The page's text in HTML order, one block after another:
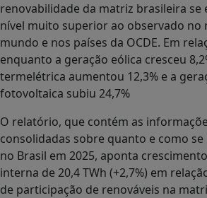
renovabilidade da matriz brasileira se
nível muito superior ao observado no
mundo e nos países da OCDE. Em
enquanto a geração eólica cresceu
termelétrica aumentou 12,3% e a
fotovoltaica subiu 24,7%
O relatório, que contém as
consolidadas sobre quanto e como
no Brasil em 2025, aponta
interna de 20,4 TWh (+2,7%) em
de participação de renováveis na